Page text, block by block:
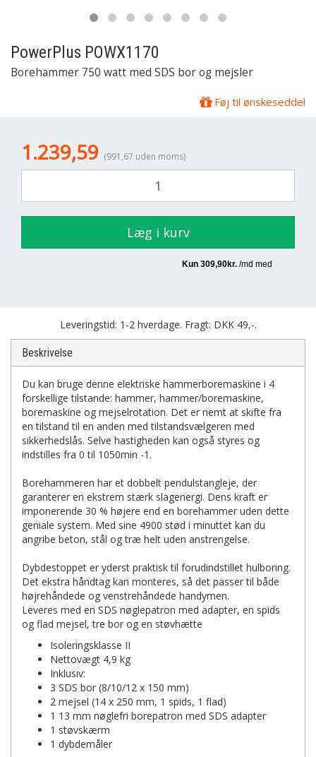
PowerPlus POWX1170
Borehammer 750 watt med SDS bor og mejsler
Føj til ønskeseddel
1.239,59 (991,67 uden moms)
Læg i kurv
Leveringstid: 1-2 hverdage. Fragt: DKK 49,-.
Beskrivelse
Du kan bruge denne elektriske hammerboremaskine i 4
forskellige tilstande: hammer, hammer/boremaskine,
boremaskine og mejselrotation. Det er nemt at skifte fra
en tilstand til en anden med tilstandsvælgeren med
sikkerhedslås. Selve hastigheden kan også styres og
indstilles fra 0 til 1050min -1.
Borehammeren har et dobbelt pendulstangleje, der
garanterer en ekstrem stærk slagenergi. Dens kraft er
imponerende 30 % højere end en borehammer uden dette
geniale system. Med sine 4900 stød i minuttet kan du
angribe beton, stål og træ helt uden anstrengelse.
Dybdestoppet er yderst praktisk til forudindstillet hulboring.
Det ekstra håndtag kan monteres, så det passer til både
højrehåndede og venstrehåndede handymen.
Leveres med en SDS nøglepatron med adapter, en spids
og flad mejsel, tre bor og en støvhætte
Isoleringsklasse II
Nettovægt 4,9 kg
Inklusiv:
3 SDS bor (8/10/12 x 150 mm)
2 mejsel (14 x 250 mm, 1 spids, 1 flad)
1 13 mm nøglefri borepatron med SDS adapter
1 støvskærm
1 dybdemåler